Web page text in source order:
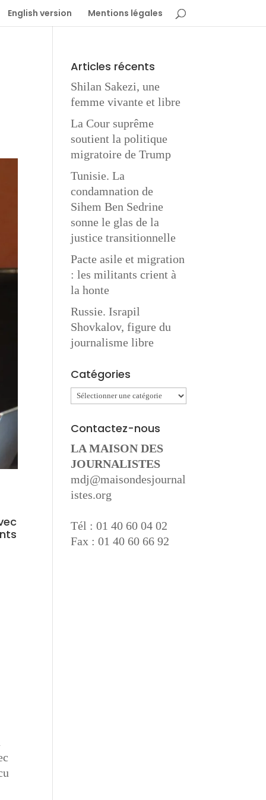
English version Mentions légales
Articles récents
Shilan Sakezi, une
femme vivante et libre
La Cour suprême
soutient la politique
migratoire de Trump
Tunisie. La
condamnation de
Sihem Ben Sedrine
sonne le glas de la
justice transitionnelle
Pacte asile et migration
: les militants crient à
la honte
Russie. Israpil
Shovkalov, figure du
journalisme libre
Catégories
Catégories
Contactez-nous
LA MAISON DES
JOURNALISTES
mdj@maisondesjournal
istes.org
Tél : 01 40 60 04 02
Fax : 01 40 60 66 92